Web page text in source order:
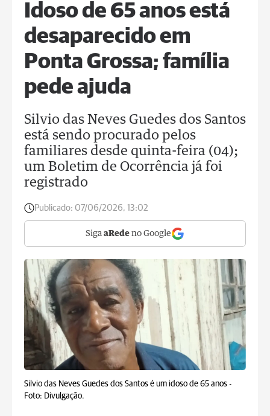
Idoso de 65 anos está
desaparecido em
Ponta Grossa; família
pede ajuda
Silvio das Neves Guedes dos Santos
está sendo procurado pelos
familiares desde quinta-feira (04);
um Boletim de Ocorrência já foi
registrado
Publicado: 07/06/2026, 13:02
Siga aRede no Google
Silvio das Neves Guedes dos Santos é um idoso de 65 anos -
Foto: Divulgação.